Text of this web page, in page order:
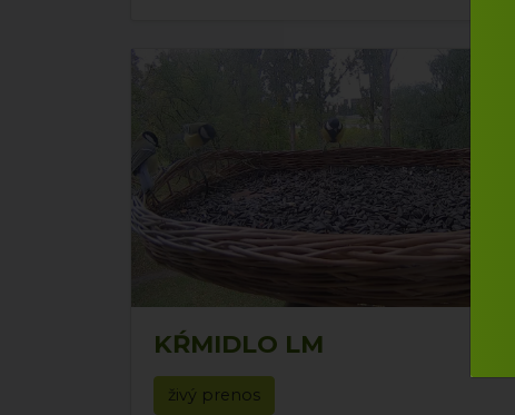
KŔMIDLO LM
živý prenos